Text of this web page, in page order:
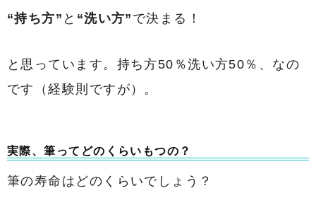
“持ち方” と “洗い方” で決まる！
と思っています。持ち方50％洗い方50％、なの
です（経験則ですが）。
実際、筆ってどのくらいもつの？
筆の寿命はどのくらいでしょう？